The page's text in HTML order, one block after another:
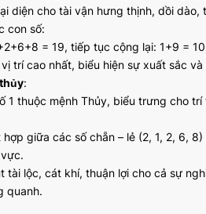
diện cho tài vận hưng thịnh, dồi dào,
con số:
= 19, tiếp tục cộng lại: 1+9 =
trí cao nhất, biểu hiện sự xuất sắc và
:
1 thuộc mệnh Thủy, biểu trưng cho
giữa các số chẵn – lẻ (2, 1, 2, 6,
tài lộc, cát khí, thuận lợi cho cả sự
quanh.